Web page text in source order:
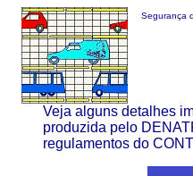
Segurança
Veja alguns detalhes
produzida pelo
regulamentos do